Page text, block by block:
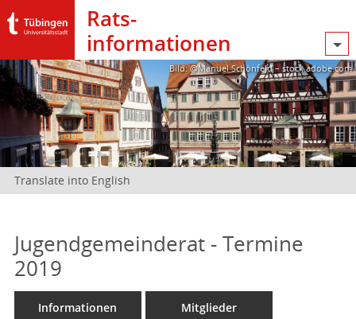
Rats­
informationen
Bild: @Manuel Schönfeld – stock.adobe.com
Translate into English
Jugendgemeinderat - Termine
2019
Informationen Mitglieder